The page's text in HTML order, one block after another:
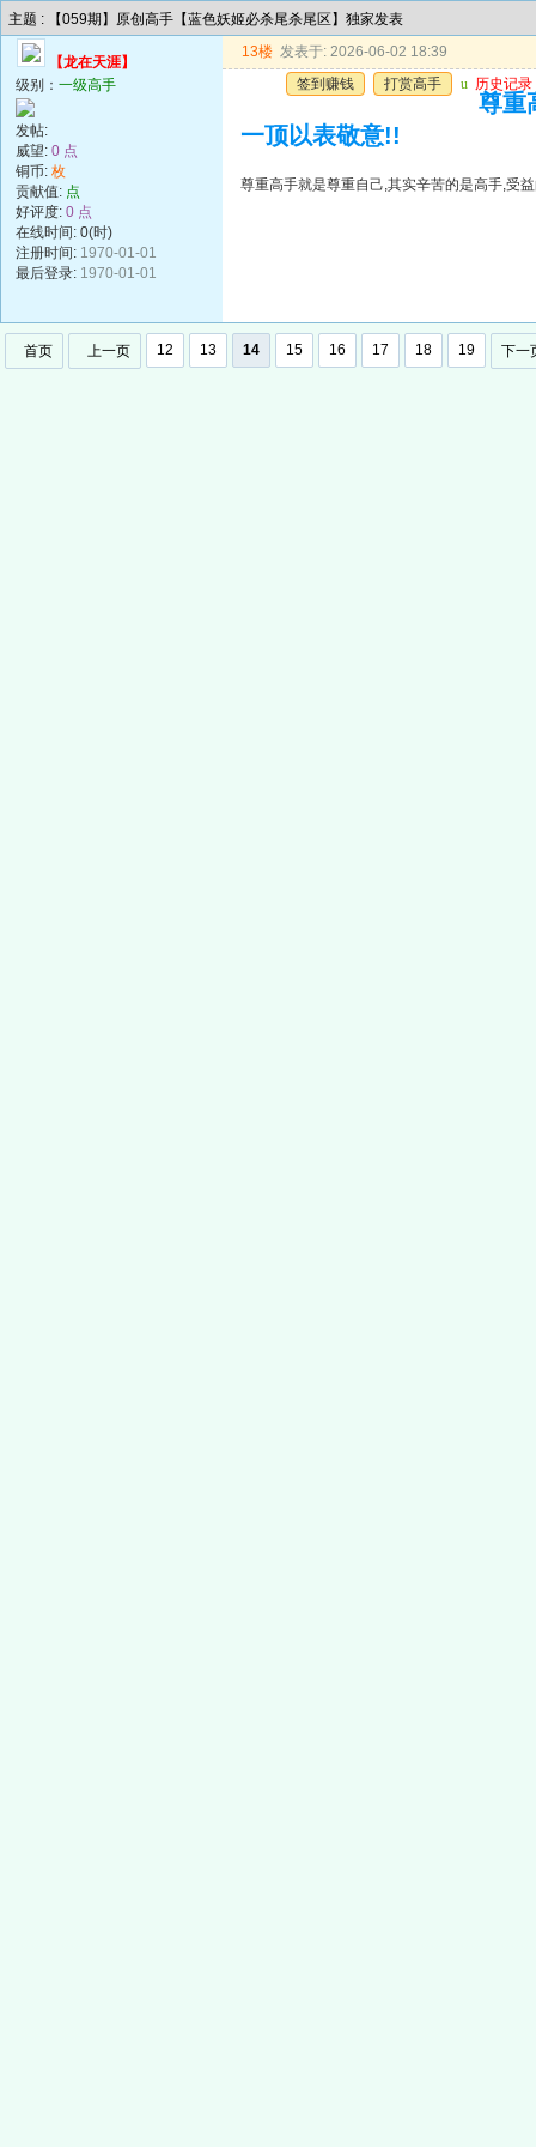
主题 : 【059期】原创高手【蓝色妖姬必杀尾杀尾区】独家发表
【龙在天涯】
级别： 一级高手
发帖:
威望: 0 点
铜币: 枚
贡献值: 点
好评度: 0 点
在线时间: 0(时)
注册时间: 1970-01-01
最后登录: 1970-01-01
13楼 发表于: 2026-06-02 18:39
签到赚钱
打赏高手 u 历史记录
尊重
一顶以表敬意!!
尊重高手就是尊重自己,其实辛苦的是高手,受
首页 上一页 12 13 14 15 16 17 18 19 下一